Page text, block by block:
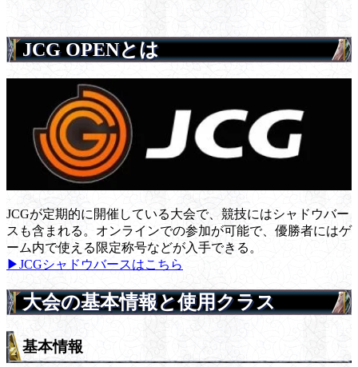
JCG OPENとは
JCGが定期的に開催している大会で、競技にはシャドウバー
スも含まれる。オンラインでの参加が可能で、優勝者にはゲ
ーム内で使える限定称号などが入手できる。
▶JCGシャドウバースはこちら
大会の基本情報と使用クラス
基本情報